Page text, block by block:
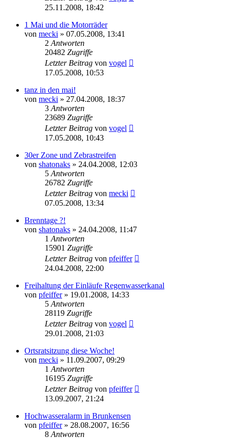
25.11.2008, 18:42
1 Mai und die Motorräder
von mecki » 07.05.2008, 13:41
2 Antworten
20482 Zugriffe
Letzter Beitrag von vogel
17.05.2008, 10:53
tanz in den mai!
von mecki » 27.04.2008, 18:37
3 Antworten
23689 Zugriffe
Letzter Beitrag von vogel
17.05.2008, 10:43
30er Zone und Zebrastreifen
von shatonaks » 24.04.2008, 12:03
5 Antworten
26782 Zugriffe
Letzter Beitrag von mecki
07.05.2008, 13:34
Brenntage ?!
von shatonaks » 24.04.2008, 11:47
1 Antworten
15901 Zugriffe
Letzter Beitrag von pfeiffer
24.04.2008, 22:00
Freihaltung der Einläufe Regenwasserkanal
von pfeiffer» 19.01.2008, 14:33
5 Antworten
28119 Zugriffe
Letzter Beitrag von vogel
29.01.2008, 21:03
Ortsratsitzung diese Woche!
von mecki » 11.09.2007, 09:29
1 Antworten
16195 Zugriffe
Letzter Beitrag von pfeiffer
13.09.2007, 21:24
Hochwasseralarm in Brunkensen
von pfeiffer» 28.08.2007, 16:56
8 Antworten